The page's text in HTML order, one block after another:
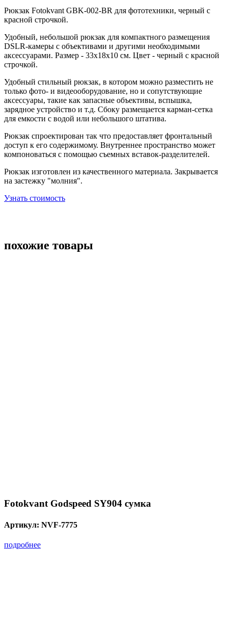
Рюкзак Fotokvant GBK-002-BR для фототехники, черный с
красной строчкой.
Удобный, небольшой рюкзак для компактного размещения
DSLR-камеры с объективами и другими необходимыми
аксессуарами. Размер - 33х18х10 см. Цвет - черный с красной
строчкой.
Удобный стильный рюкзак, в котором можно разместить не
только фото- и видеооборудование, но и сопутствующие
аксессуары, такие как запасные объективы, вспышка,
зарядное устройство и т.д. Сбоку размещается карман-сетка
для емкости с водой или небольшого штатива.
Рюкзак спроектирован так что предоставляет фронтальный
доступ к его содержимому. Внутреннее пространство может
компоноваться с помощью съемных вставок-разделителей.
Рюкзак изготовлен из качественного материала. Закрывается
на застежку "молния".
Узнать стоимость
похожие товары
Fotokvant Godspeed SY904 сумка
Артикул: NVF-7775
подробнее